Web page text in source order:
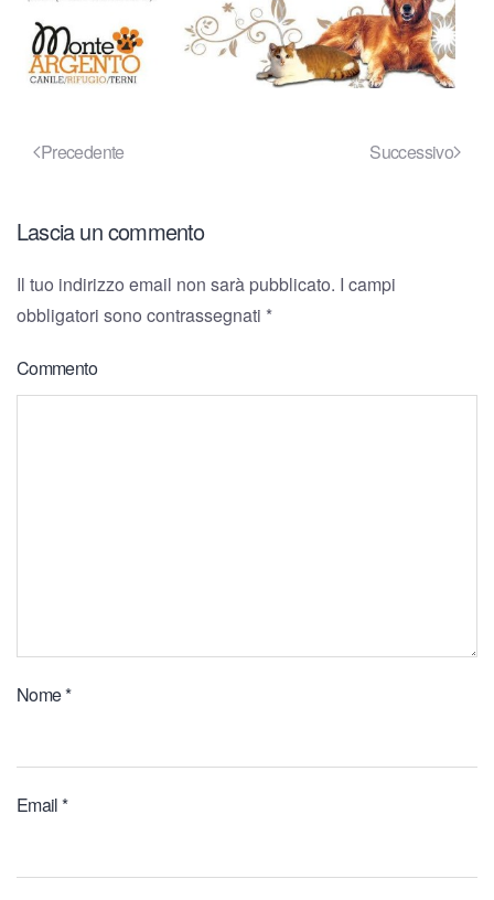
Precedente Successivo
Lascia un commento
Il tuo indirizzo email non sarà pubblicato. I campi
obbligatori sono contrassegnati *
Commento
Nome*
Email*